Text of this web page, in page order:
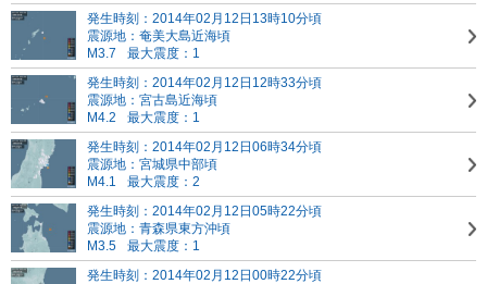
発生時刻：2014年02月12日13時10分頃
震源地：奄美大島近海頃
M3.7
最大震度：1
発生時刻：2014年02月12日12時33分頃
震源地：宮古島近海頃
M4.2
最大震度：1
発生時刻：2014年02月12日06時34分頃
震源地：宮城県中部頃
M4.1
最大震度：2
発生時刻：2014年02月12日05時22分頃
震源地：青森県東方沖頃
M3.5
最大震度：1
発生時刻：2014年02月12日00時22分頃